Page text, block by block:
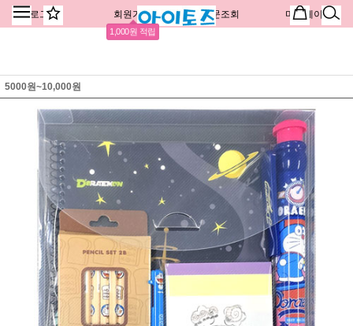
로그인 회원가입
1,000원 적립
주문조회 마이페이지
5000원~10,000원